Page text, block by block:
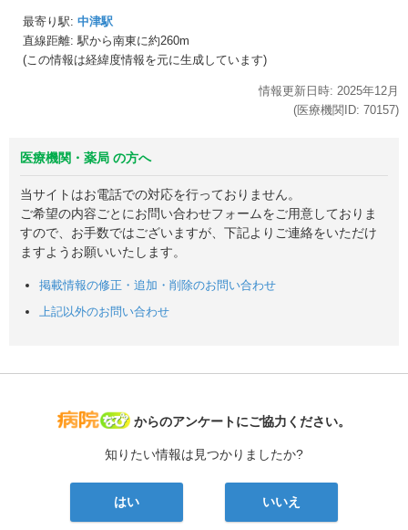
最寄り駅: 中津駅
直線距離: 駅から南東に約260m
(この情報は経緯度情報を元に生成しています)
情報更新日時: 2025年12月
(医療機関ID: 70157)
医療機関・薬局 の方へ
当サイトはお電話での対応を行っておりません。
ご希望の内容ごとにお問い合わせフォームをご用意しておりま
すので、お手数ではございますが、下記よりご連絡をいただけ
ますようお願いいたします。
掲載情報の修正・追加・削除のお問い合わせ
上記以外のお問い合わせ
病院なび
からのアンケートにご協力ください。
知りたい情報は見つかりましたか?
はい いいえ